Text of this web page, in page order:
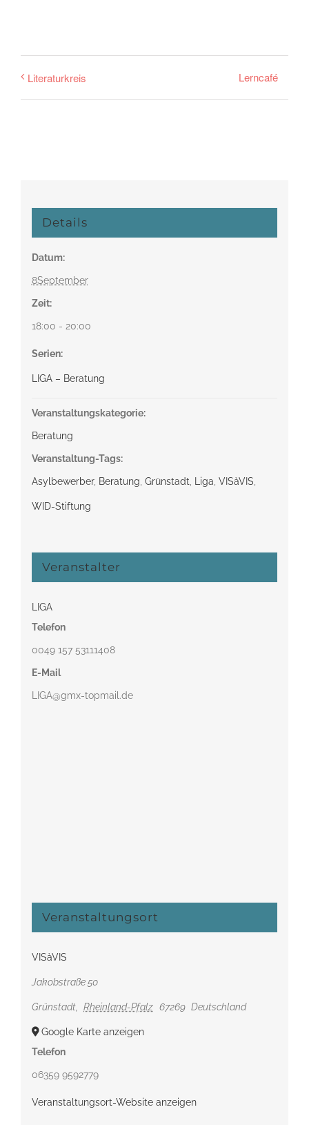
Literaturkreis Lerncafé
Details
Datum:
8September
Zeit:
18:00 - 20:00
Serien:
LIGA – Beratung
Veranstaltungskategorie:
Beratung
Veranstaltung-Tags:
Asylbewerber, Beratung Grünstadt Liga VISàVIS
WID-Stiftung
Veranstalter
LIGA
Telefon
0049 157 53111408‬
E-Mail
LIGA@gmx-topmail.de
Veranstaltungsort
VISàVIS
Jakobstraße 50
Grünstadt, Rheinland-Pfalz 67269 Deutschland
Google Karte anzeigen
Telefon
06359 9592779
Veranstaltungsort-Website anzeigen